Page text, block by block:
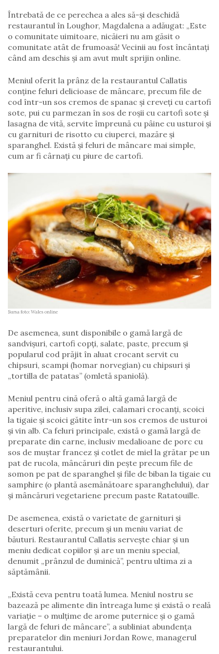
Întrebată de ce perechea a ales să-și deschidă
restaurantul în Loughor, Magdalena a adăugat: „Este
o comunitate uimitoare, nicăieri nu am găsit o
comunitate atât de frumoasă! Vecinii au fost încântați
când am deschis și am avut mult sprijin online.
Meniul oferit la prânz de la restaurantul Callatis
conține feluri delicioase de mâncare, precum file de
cod într-un sos cremos de spanac și creveți cu cartofi
sote, pui cu parmezan în sos de roșii cu cartofi sote și
lasagna de vită, servite împreună cu pâine cu usturoi și
cu garnituri de risotto cu ciuperci, mazăre și
sparanghel. Există și feluri de mâncare mai simple,
cum ar fi cârnați cu piure de cartofi.
Sursa foto: Wales online
De asemenea, sunt disponibile o gamă largă de
sandvișuri, cartofi copți, salate, paste, precum și
popularul cod prăjit în aluat crocant servit cu
chipsuri, scampi (homar norvegian) cu chipsuri și
„tortilla de patatas” (omletă spaniolă).
Meniul pentru cină oferă o altă gamă largă de
aperitive, inclusiv supa zilei, calamari crocanți, scoici
la tigaie și scoici gătite într-un sos cremos de usturoi
și vin alb. Ca feluri principale, există o gamă largă de
preparate din carne, inclusiv medalioane de porc cu
sos de muștar francez și cotlet de miel la grătar pe un
pat de rucola, mâncăruri din pește precum file de
somon pe pat de sparanghel și file de biban la tigaie cu
samphire (o plantă asemănătoare sparanghelului), dar
și mâncăruri vegetariene precum paste Ratatouille.
De asemenea, există o varietate de garnituri și
deserturi oferite, precum și un meniu variat de
băuturi. Restaurantul Callatis servește chiar și un
meniu dedicat copiilor și are un meniu special,
denumit „prânzul de duminică”, pentru ultima zi a
săptămânii.
„Există ceva pentru toată lumea. Meniul nostru se
bazează pe alimente din întreaga lume și există o reală
variație – o mulțime de arome puternice și o gamă
largă de feluri de mâncare”, a subliniat abundența
preparatelor din meniuri Jordan Rowe, managerul
restaurantului.